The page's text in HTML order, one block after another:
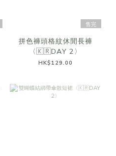
售完
拼色褲頭格紋休閒長褲
〈🇰🇷DAY 2〉
HK$129.00